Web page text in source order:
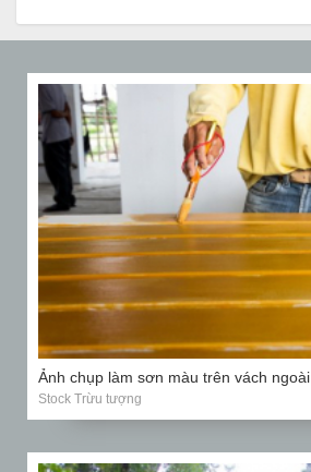
Ảnh chụp làm sơn màu trên vách ngoài
Stock Trừu tượng